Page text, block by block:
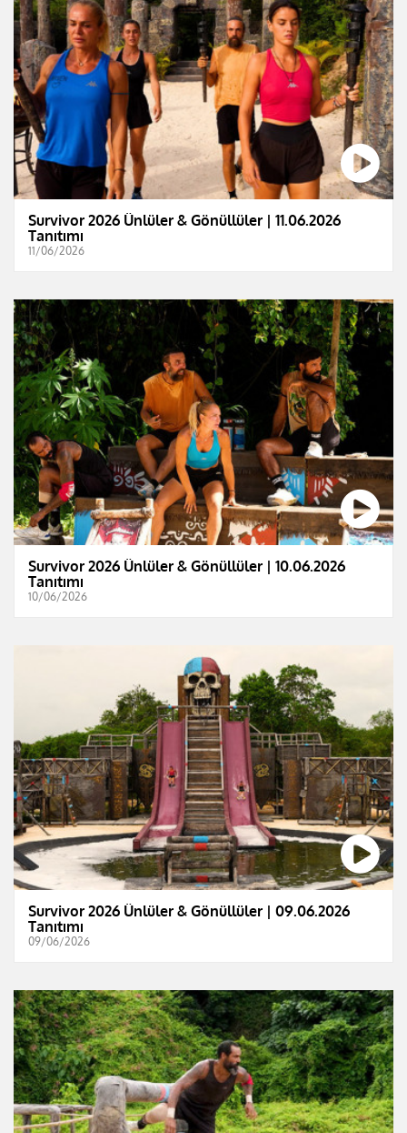
Survivor 2026 Ünlüler & Gönüllüler | 11.06.2026
Tanıtımı
11/06/2026
Survivor 2026 Ünlüler & Gönüllüler | 10.06.2026
Tanıtımı
10/06/2026
Survivor 2026 Ünlüler & Gönüllüler | 09.06.2026
Tanıtımı
09/06/2026